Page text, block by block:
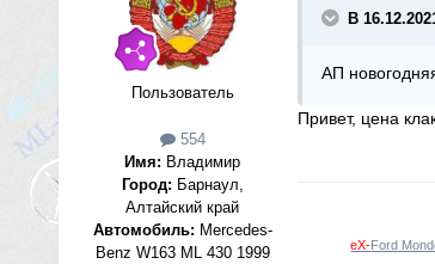
Пользователь
554
Имя: Владимир
Город: Барнаул,
Алтайский край
Автомобиль: Mercedes-
Benz W163 ML 430 1999
В
АП
Привет, цена
eX-Ford